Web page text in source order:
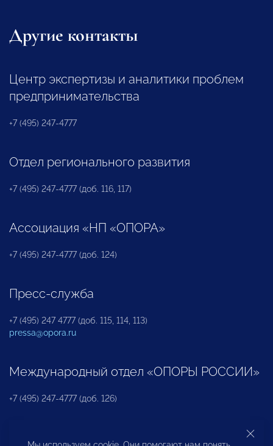
Другие контакты
Центр экспертизы и аналитики проблем
предпринимательства
+7 (495) 247-4777
Отдел регионального развития
+7 (495) 247-4777 (доб. 116, 117)
Ассоциация «НП «ОПОРА»
+7 (495) 247-4777 (доб. 124)
Пресс-служба
+7 (495) 247 4777 (доб. 115, 114, 113)
pressa@opora.ru
Международный отдел «ОПОРЫ РОССИИ»
+7 (495) 247-4777 (доб. 126)
Бюро по защите прав предпринимателей и